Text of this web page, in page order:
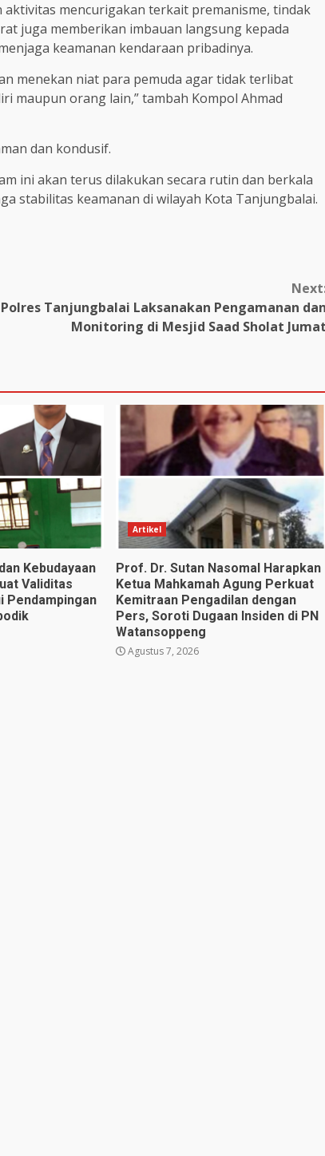
mencurigakan terkait premanisme, tindak
juga memberikan imbauan langsung kepada
keamanan kendaraan pribadinya.
menekan niat para pemuda agar tidak terlibat
maupun orang lain,” tambah Kompol Ahmad
dan kondusif.
ini akan terus dilakukan secara rutin dan berkala
stabilitas keamanan di wilayah Kota Tanjungbalai.
Polres Tanjungbalai Laksanakan Pengamanan
Monitoring di Mesjid Saad Sholat
Kebudayaan
Validitas
Pendampingan
Artikel
Prof. Dr. Sutan Nasomal Harapkan
Ketua Mahkamah Agung Perkuat
Kemitraan Pengadilan dengan
Pers, Soroti Dugaan Insiden di PN
Watansoppeng
Agustus 7, 2026